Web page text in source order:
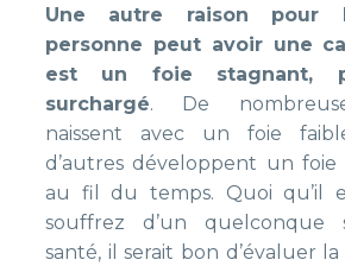
Une autre raison pour
personne peut avoir une
est un foie stagnant,
surchargé. De
naissent avec un foie
d’autres développent un foie
au fil du temps. Quoi qu’il
souffrez d’un quelconque
santé, il serait bon d’évaluer